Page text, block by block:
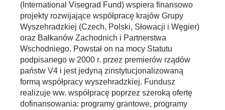
(International Visegrad Fund) wspiera finansowo
projekty rozwijające współpracę krajów Grupy
Wyszehradzkiej (Czech, Polski, Słowacji i Węgier)
oraz Bałkanów Zachodnich i Partnerstwa
Wschodniego. Powstał on na mocy Statutu
podpisanego w 2000 r. przez premierów rządów
państw V4 i jest jedyną zinstytucjonalizowaną
formą współpracy wyszehradzkiej. Fundusz
realizuje ww. współpracę poprzez szeroką ofertę
dofinansowania: programy grantowe, programy